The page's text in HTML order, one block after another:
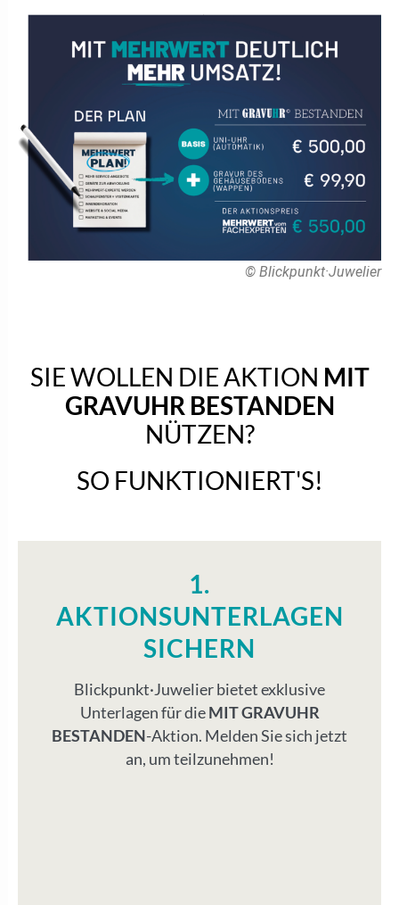
© Blickpunkt·Juwelier
SIE WOLLEN DIE AKTION MIT
GRAVUHR BESTANDEN
NÜTZEN?
SO FUNKTIONIERT'S!
1.
AKTIONS­UNTERLAGEN
SICHERN
Blickpunkt·Juwelier bietet exklusive
Unterlagen für dieMIT GRAVUHR
BESTANDEN-Aktion. Melden Sie sich jetzt
an, um teilzunehmen!